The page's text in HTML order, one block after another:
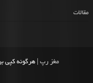
مقالات
مغز رپ | هرگونه کپی